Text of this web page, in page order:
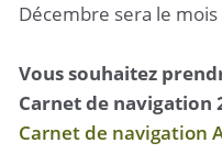
Décembre sera le
Vous souhaitez
Carnet de navigation
Carnet de navigation